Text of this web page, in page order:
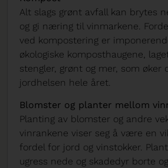
Alt slags grønt avfall kan brytes
og gi næring til vinmarkene.
ved kompostering er
økologiske komposthaugene,
stengler, grønt og mer, som øker
jordhelsen hele året.
Blomster og planter mellom
Planting av blomster og andre
vinrankene viser seg å være en
fordel for jord og vinstokker.
ugress nede og skadedyr borte